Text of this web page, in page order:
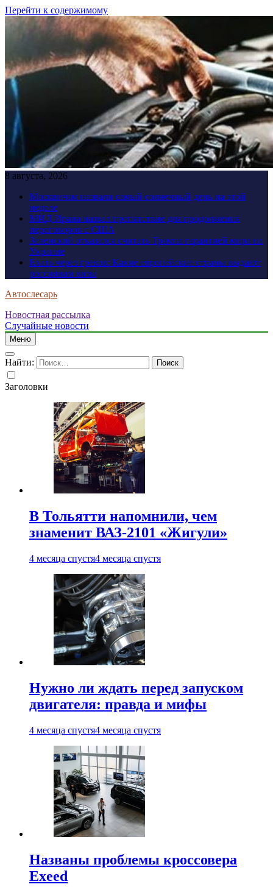
Перейти к содержимому
8 августа, 2026
Москвичам назвали самый солнечный день на этой
неделе
МИД Ирана назвал препятствие для продолжения
переговоров с США
Зеленский отказался считать Трампа гарантией мира на
Украине
Ехать через греков: Какие европейские страны выдают
россиянам визы
Автослесарь
Новостная рассылка
Случайные новости
Меню
Найти:
Заголовки
В Тольятти напомнили, чем
знаменит ВАЗ-2101 «Жигули»
4 месяца спустя4 месяца спустя
Нужно ли ждать перед запуском
двигателя: правда и мифы
4 месяца спустя4 месяца спустя
Названы проблемы кроссовера
Exeed